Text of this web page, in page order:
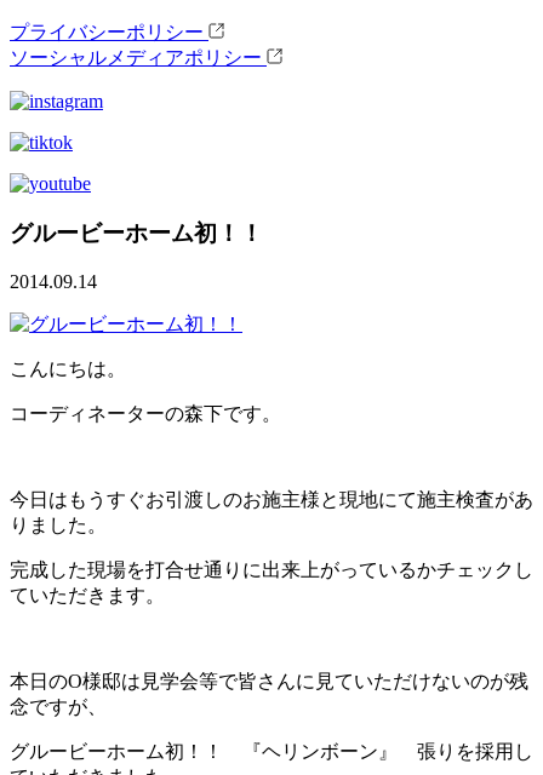
プライバシーポリシー
ソーシャルメディアポリシー
グルービーホーム初！！
2014.09.14
こんにちは。
コーディネーターの森下です。
今日はもうすぐお引渡しのお施主様と現地にて施主検査があ
りました。
完成した現場を打合せ通りに出来上がっているかチェックし
ていただきます。
本日のO様邸は見学会等で皆さんに見ていただけないのが残
念ですが、
グルービーホーム初！！ 『ヘリンボーン』 張りを採用し